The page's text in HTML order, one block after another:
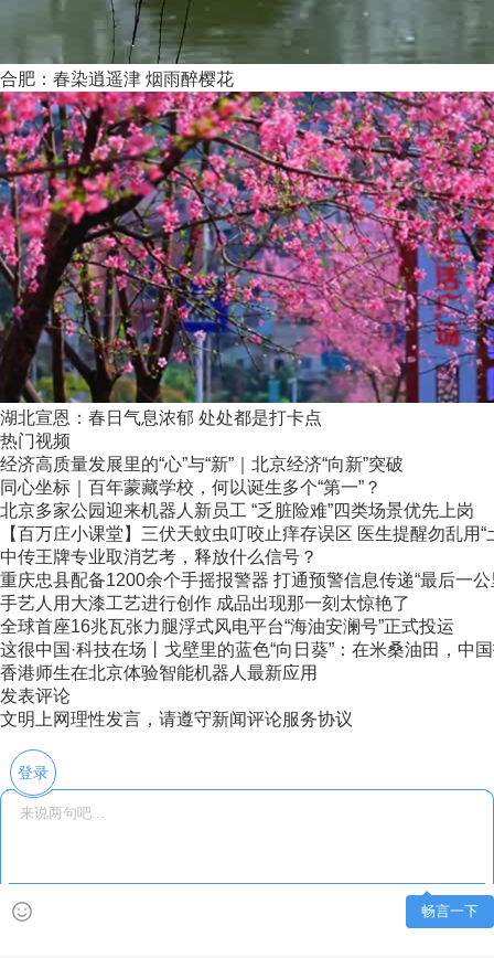
合肥：春染逍遥津 烟雨醉樱花
湖北宣恩：春日气息浓郁 处处都是打卡点
热门视频
经济高质量发展里的“心”与“新”｜北京经济“向新”突破
同心坐标｜百年蒙藏学校，何以诞生多个“第一”？
北京多家公园迎来机器人新员工 “乏脏险难”四类场景优先上岗
【百万庄小课堂】三伏天蚊虫叮咬止痒存误区 医生提醒勿乱用“
中传王牌专业取消艺考，释放什么信号？
重庆忠县配备1200余个手摇报警器 打通预警信息传递“最后一公
手艺人用大漆工艺进行创作 成品出现那一刻太惊艳了
全球首座16兆瓦张力腿浮式风电平台“海油安澜号”正式投运
这很中国·科技在场丨戈壁里的蓝色“向日葵”：在米桑油田，中
香港师生在北京体验智能机器人最新应用
发表评论
文明上网理性发言，请遵守新闻评论服务协议
登录
畅言一下